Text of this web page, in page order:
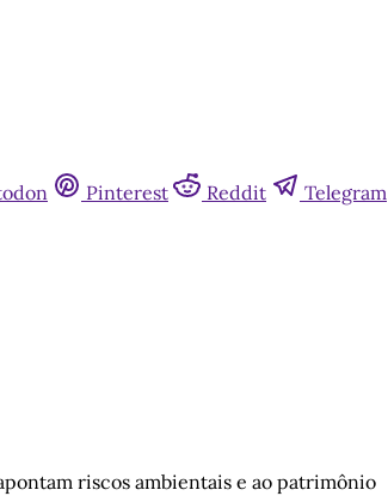
Pinterest Reddit Telegram
riscos ambientais e ao patrimônio